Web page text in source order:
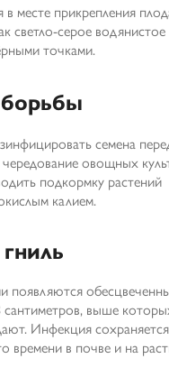
в месте прикрепления
светло-серое
точками.
семена
овощных
подкормку растений
калием.
появляются
выше
Инфекция
времени в почве и на